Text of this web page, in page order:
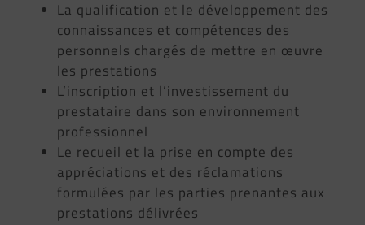
La qualification et le développement des
connaissances et compétences des
personnels chargés de mettre en œuvre
les prestations
L’inscription et l’investissement du
prestataire dans son environnement
professionnel
Le recueil et la prise en compte des
appréciations et des réclamations
formulées par les parties prenantes aux
prestations délivrées